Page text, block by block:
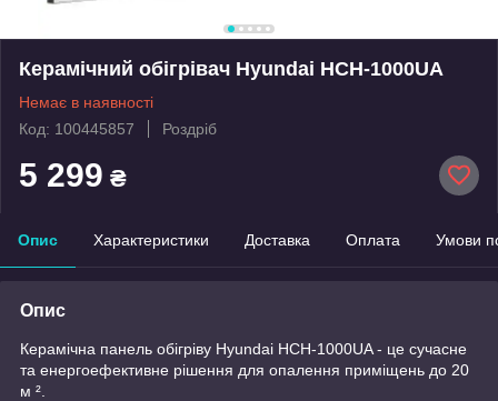
Керамічний обігрівач Hyundai HCH-1000UA
Немає в наявності
Код: 100445857
Роздріб
5 299 ₴
Опис Характеристики Доставка Оплата Умови
Опис
Керамічна панель обігріву Hyundai HCH-1000UA - це сучасне
та енергоефективне рішення для опалення приміщень до 20
м ².